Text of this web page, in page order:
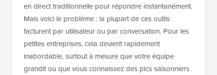
en direct traditionnelle pour répondre instantanément.
Mais voici le problème : la plupart de ces outils
facturent par utilisateur ou par conversation. Pour les
petites entreprises, cela devient rapidement
inabordable, surtout à mesure que votre équipe
grandit ou que vous connaissez des pics saisonniers